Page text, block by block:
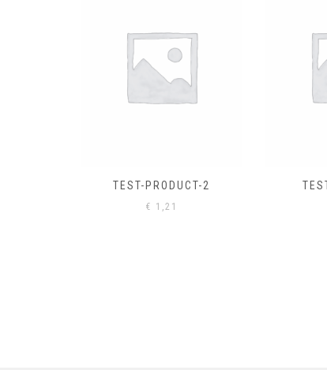
TEST-PRODUCT
€ 0,61